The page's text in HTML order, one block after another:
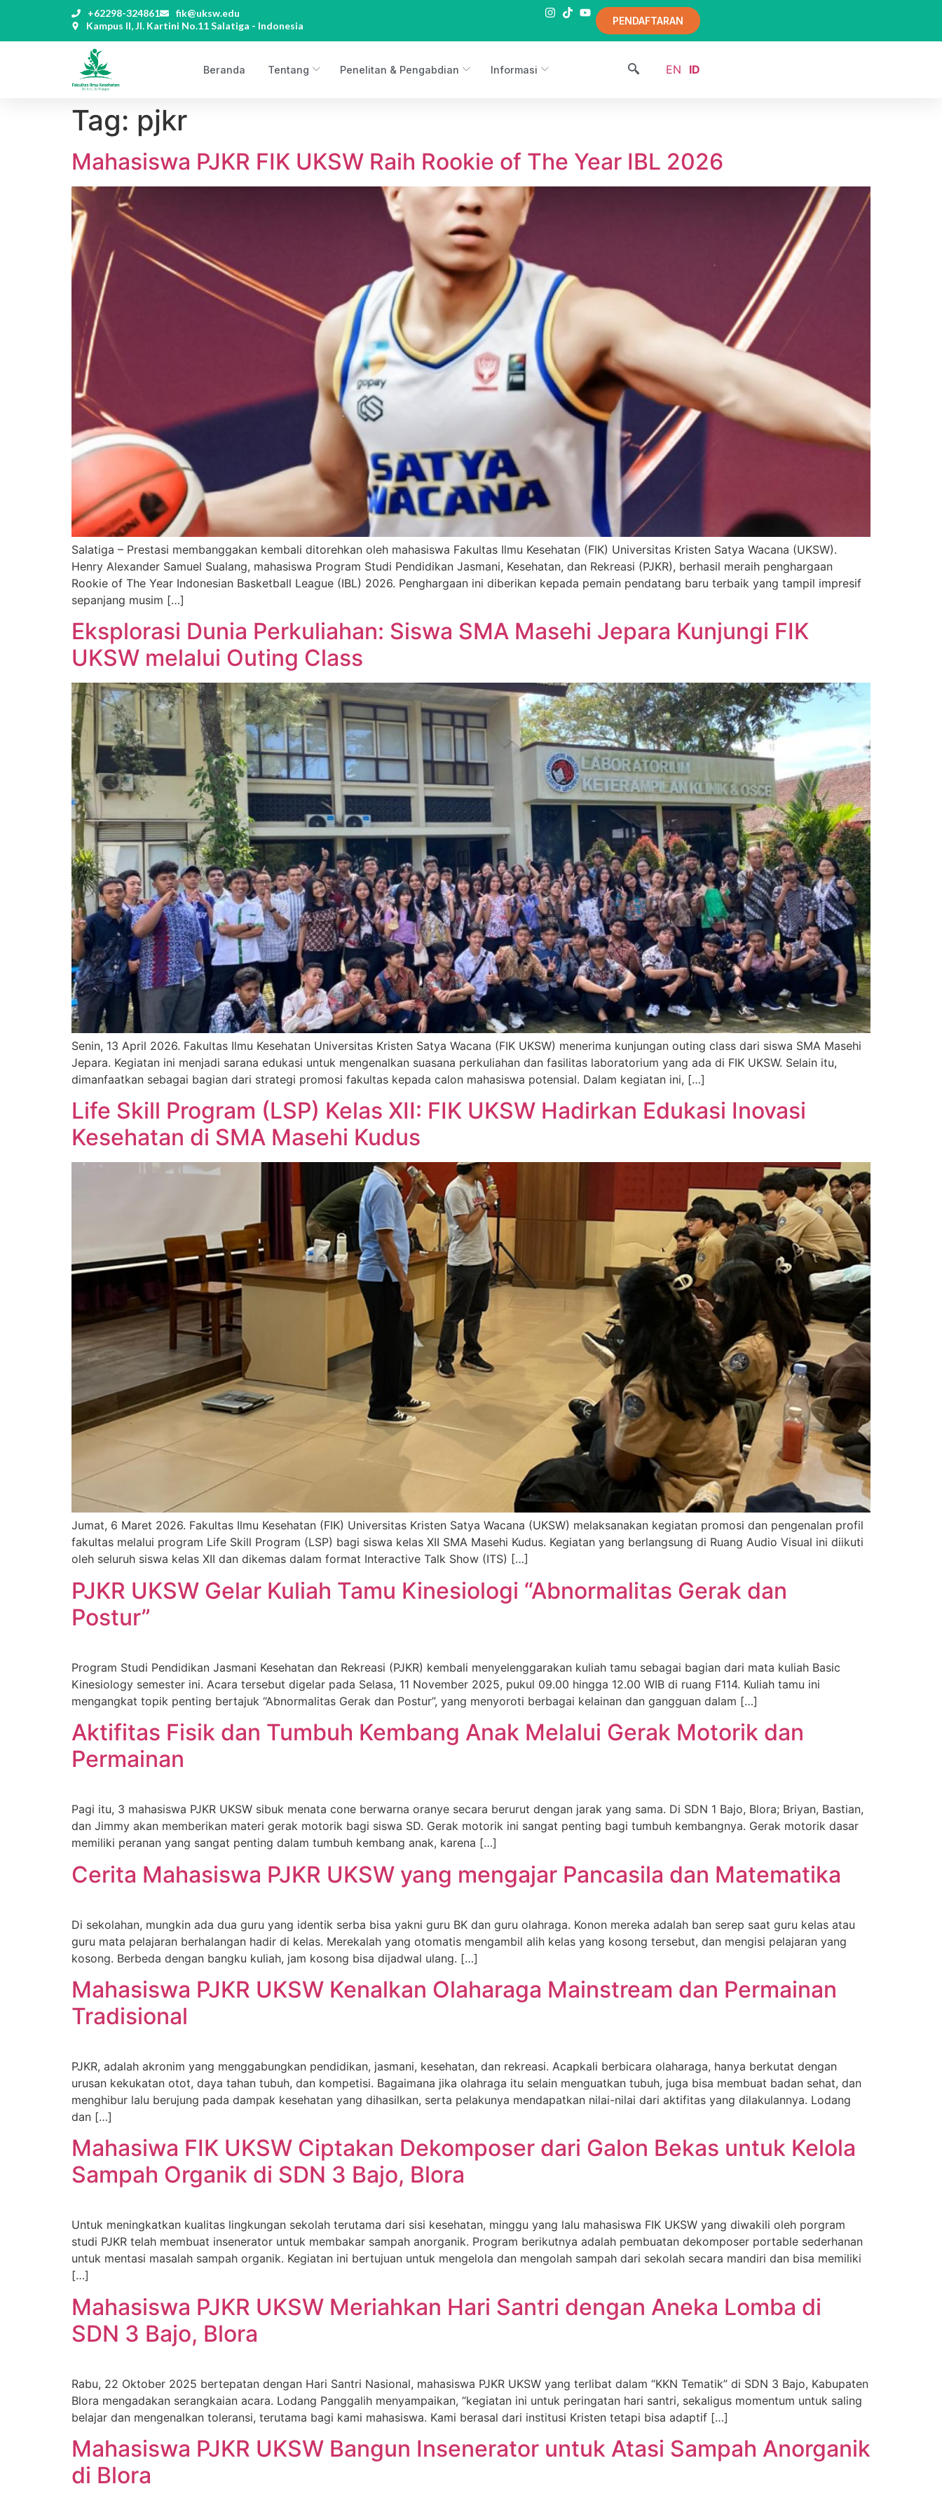
+62298-324861
fik@uksw.edu
Kampus II, Jl. Kartini No.11 Salatiga - Indonesia
PENDAFTARAN
Beranda Tentang Penelitan & Pengabdian Informasi EN ID
Tag: pjkr
Mahasiswa PJKR FIK UKSW Raih Rookie of The Year IBL 2026
Salatiga – Prestasi membanggakan kembali ditorehkan oleh mahasiswa Fakultas Ilmu Kesehatan (FIK) Universitas Kristen Satya Wacana (UKSW).
Henry Alexander Samuel Sualang, mahasiswa Program Studi Pendidikan Jasmani, Kesehatan, dan Rekreasi (PJKR), berhasil meraih penghargaan
Rookie of The Year Indonesian Basketball League (IBL) 2026. Penghargaan ini diberikan kepada pemain pendatang baru terbaik yang tampil impresif
sepanjang musim […]
Eksplorasi Dunia Perkuliahan: Siswa SMA Masehi Jepara Kunjungi FIK
UKSW melalui Outing Class
Senin, 13 April 2026. Fakultas Ilmu Kesehatan Universitas Kristen Satya Wacana (FIK UKSW) menerima kunjungan outing class dari siswa SMA Masehi
Jepara. Kegiatan ini menjadi sarana edukasi untuk mengenalkan suasana perkuliahan dan fasilitas laboratorium yang ada di FIK UKSW. Selain itu,
dimanfaatkan sebagai bagian dari strategi promosi fakultas kepada calon mahasiswa potensial. Dalam kegiatan ini, […]
Life Skill Program (LSP) Kelas XII: FIK UKSW Hadirkan Edukasi Inovasi
Kesehatan di SMA Masehi Kudus
Jumat, 6 Maret 2026. Fakultas Ilmu Kesehatan (FIK) Universitas Kristen Satya Wacana (UKSW) melaksanakan kegiatan promosi dan pengenalan profil
fakultas melalui program Life Skill Program (LSP) bagi siswa kelas XII SMA Masehi Kudus. Kegiatan yang berlangsung di Ruang Audio Visual ini diikuti
oleh seluruh siswa kelas XII dan dikemas dalam format Interactive Talk Show (ITS) […]
PJKR UKSW Gelar Kuliah Tamu Kinesiologi “Abnormalitas Gerak dan
Postur”
Program Studi Pendidikan Jasmani Kesehatan dan Rekreasi (PJKR) kembali menyelenggarakan kuliah tamu sebagai bagian dari mata kuliah Basic
Kinesiology semester ini. Acara tersebut digelar pada Selasa, 11 November 2025, pukul 09.00 hingga 12.00 WIB di ruang F114. Kuliah tamu ini
mengangkat topik penting bertajuk “Abnormalitas Gerak dan Postur”, yang menyoroti berbagai kelainan dan gangguan dalam […]
Aktifitas Fisik dan Tumbuh Kembang Anak Melalui Gerak Motorik dan
Permainan
Pagi itu, 3 mahasiswa PJKR UKSW sibuk menata cone berwarna oranye secara berurut dengan jarak yang sama. Di SDN 1 Bajo, Blora; Briyan, Bastian,
dan Jimmy akan memberikan materi gerak motorik bagi siswa SD. Gerak motorik ini sangat penting bagi tumbuh kembangnya. Gerak motorik dasar
memiliki peranan yang sangat penting dalam tumbuh kembang anak, karena […]
Cerita Mahasiswa PJKR UKSW yang mengajar Pancasila dan Matematika
Di sekolahan, mungkin ada dua guru yang identik serba bisa yakni guru BK dan guru olahraga. Konon mereka adalah ban serep saat guru kelas atau
guru mata pelajaran berhalangan hadir di kelas. Merekalah yang otomatis mengambil alih kelas yang kosong tersebut, dan mengisi pelajaran yang
kosong. Berbeda dengan bangku kuliah, jam kosong bisa dijadwal ulang. […]
Mahasiswa PJKR UKSW Kenalkan Olaharaga Mainstream dan Permainan
Tradisional
PJKR, adalah akronim yang menggabungkan pendidikan, jasmani, kesehatan, dan rekreasi. Acapkali berbicara olaharaga, hanya berkutat dengan
urusan kekukatan otot, daya tahan tubuh, dan kompetisi. Bagaimana jika olahraga itu selain menguatkan tubuh, juga bisa membuat badan sehat, dan
menghibur lalu berujung pada dampak kesehatan yang dihasilkan, serta pelakunya mendapatkan nilai-nilai dari aktifitas yang dilakulannya. Lodang
dan […]
Mahasiwa FIK UKSW Ciptakan Dekomposer dari Galon Bekas untuk Kelola
Sampah Organik di SDN 3 Bajo, Blora
Untuk meningkatkan kualitas lingkungan sekolah terutama dari sisi kesehatan, minggu yang lalu mahasiswa FIK UKSW yang diwakili oleh porgram
studi PJKR telah membuat insenerator untuk membakar sampah anorganik. Program berikutnya adalah pembuatan dekomposer portable sederhanan
untuk mentasi masalah sampah organik. Kegiatan ini bertujuan untuk mengelola dan mengolah sampah dari sekolah secara mandiri dan bisa memiliki
[…]
Mahasiswa PJKR UKSW Meriahkan Hari Santri dengan Aneka Lomba di
SDN 3 Bajo, Blora
Rabu, 22 Oktober 2025 bertepatan dengan Hari Santri Nasional, mahasiswa PJKR UKSW yang terlibat dalam “KKN Tematik” di SDN 3 Bajo, Kabupaten
Blora mengadakan serangkaian acara. Lodang Panggalih menyampaikan, “kegiatan ini untuk peringatan hari santri, sekaligus momentum untuk saling
belajar dan mengenalkan toleransi, terutama bagi kami mahasiswa. Kami berasal dari institusi Kristen tetapi bisa adaptif […]
Mahasiswa PJKR UKSW Bangun Insenerator untuk Atasi Sampah Anorganik
di Blora